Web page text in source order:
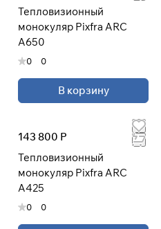
Тепловизионный
монокуляр Pixfra ARC
A650
0 0
В корзину
143 800 Р
Тепловизионный
монокуляр Pixfra ARC
A425
0 0